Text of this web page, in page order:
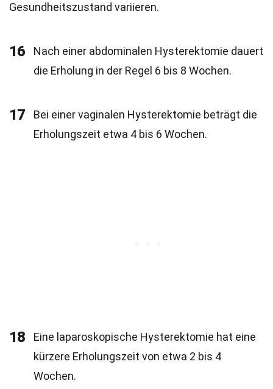
Gesundheitszustand variieren.
16
Nach einer abdominalen Hysterektomie dauert
die Erholung in der Regel 6 bis 8 Wochen.
17
Bei einer vaginalen Hysterektomie beträgt die
Erholungszeit etwa 4 bis 6 Wochen.
18
Eine laparoskopische Hysterektomie hat eine
kürzere Erholungszeit von etwa 2 bis 4
Wochen.